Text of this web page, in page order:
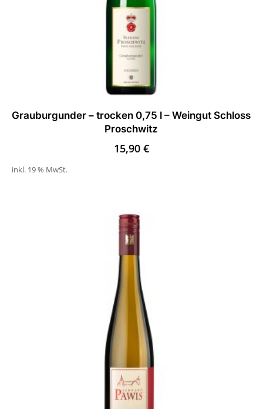
Grauburgunder – trocken 0,75 l – Weingut Schloss
Proschwitz
15,90 €
inkl. 19 % MwSt.